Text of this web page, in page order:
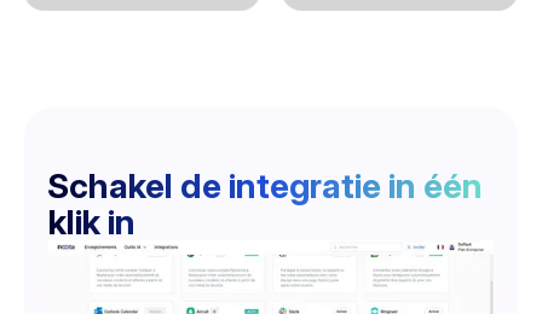
Schakel de integratie in één
klik in